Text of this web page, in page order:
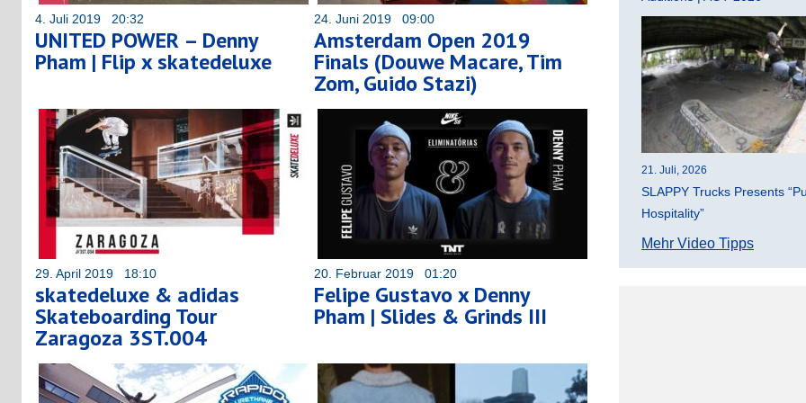
4. Juli 2019 20:32
UNITED POWER – Denny
Pham | Flip x skatedeluxe
24. Juni 2019 09:00
Amsterdam Open 2019
Finals (Douwe Macare, Tim
Zom, Guido Stazi)
29. April 2019 18:10
skatedeluxe & adidas
Skateboarding Tour
Zaragoza 3ST.004
20. Februar 2019 01:20
Felipe Gustavo x Denny
Pham | Slides & Grinds III
21. Juli, 2026
SLAPPY Trucks Presents
Hospitality”
Mehr Video Tipps